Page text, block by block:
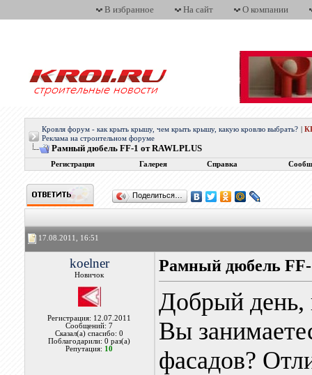
В избранное На сайт О компании
Кровля форум - как крыть крышу, чем крыть крышу, какую кровлю выбрать?
Реклама на строительном форуме
Рамный дюбель FF-1 от RAWLPLUS
Регистрация Галерея Справка
Поделиться…
17.08.2011, 16:51
koelner
Новичок
Регистрация: 12.07.2011
Сообщений: 7
Сказал(а) спасибо: 0
Поблагодарили: 0 раз(а)
Репутация: 10
Рамный дюбель
Добрый день,
Вы
фасадов?